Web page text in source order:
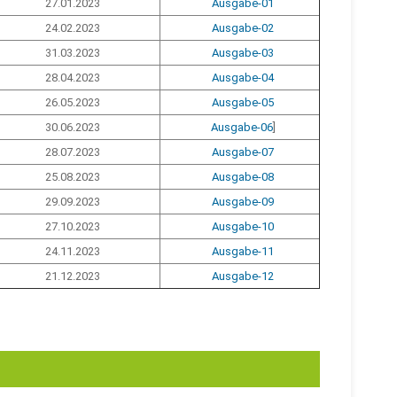
27.01.2023
Ausgabe-01
24.02.2023
Ausgabe-02
31.03.2023
Ausgabe-03
28.04.2023
Ausgabe-04
26.05.2023
Ausgabe-05
30.06.2023
Ausgabe-06]
28.07.2023
Ausgabe-07
25.08.2023
Ausgabe-08
29.09.2023
Ausgabe-09
27.10.2023
Ausgabe-10
24.11.2023
Ausgabe-11
21.12.2023
Ausgabe-12